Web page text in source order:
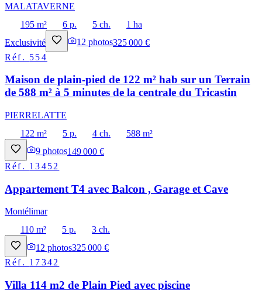
MALATAVERNE
195 m²
6 p. 5 ch.
1 ha
Exclusivité
12 photos325 000 €
Réf. 554
Maison de plain-pied de 122 m² hab sur un Terrain
de 588 m² à 5 minutes de la centrale du Tricastin
PIERRELATTE
122 m²
5 p. 4 ch.
588 m²
9 photos149 000 €
Réf. 13452
Appartement T4 avec Balcon , Garage et Cave
Montélimar
110 m²
5 p.
3 ch.
12 photos325 000 €
Réf. 17342
Villa 114 m2 de Plain Pied avec piscine